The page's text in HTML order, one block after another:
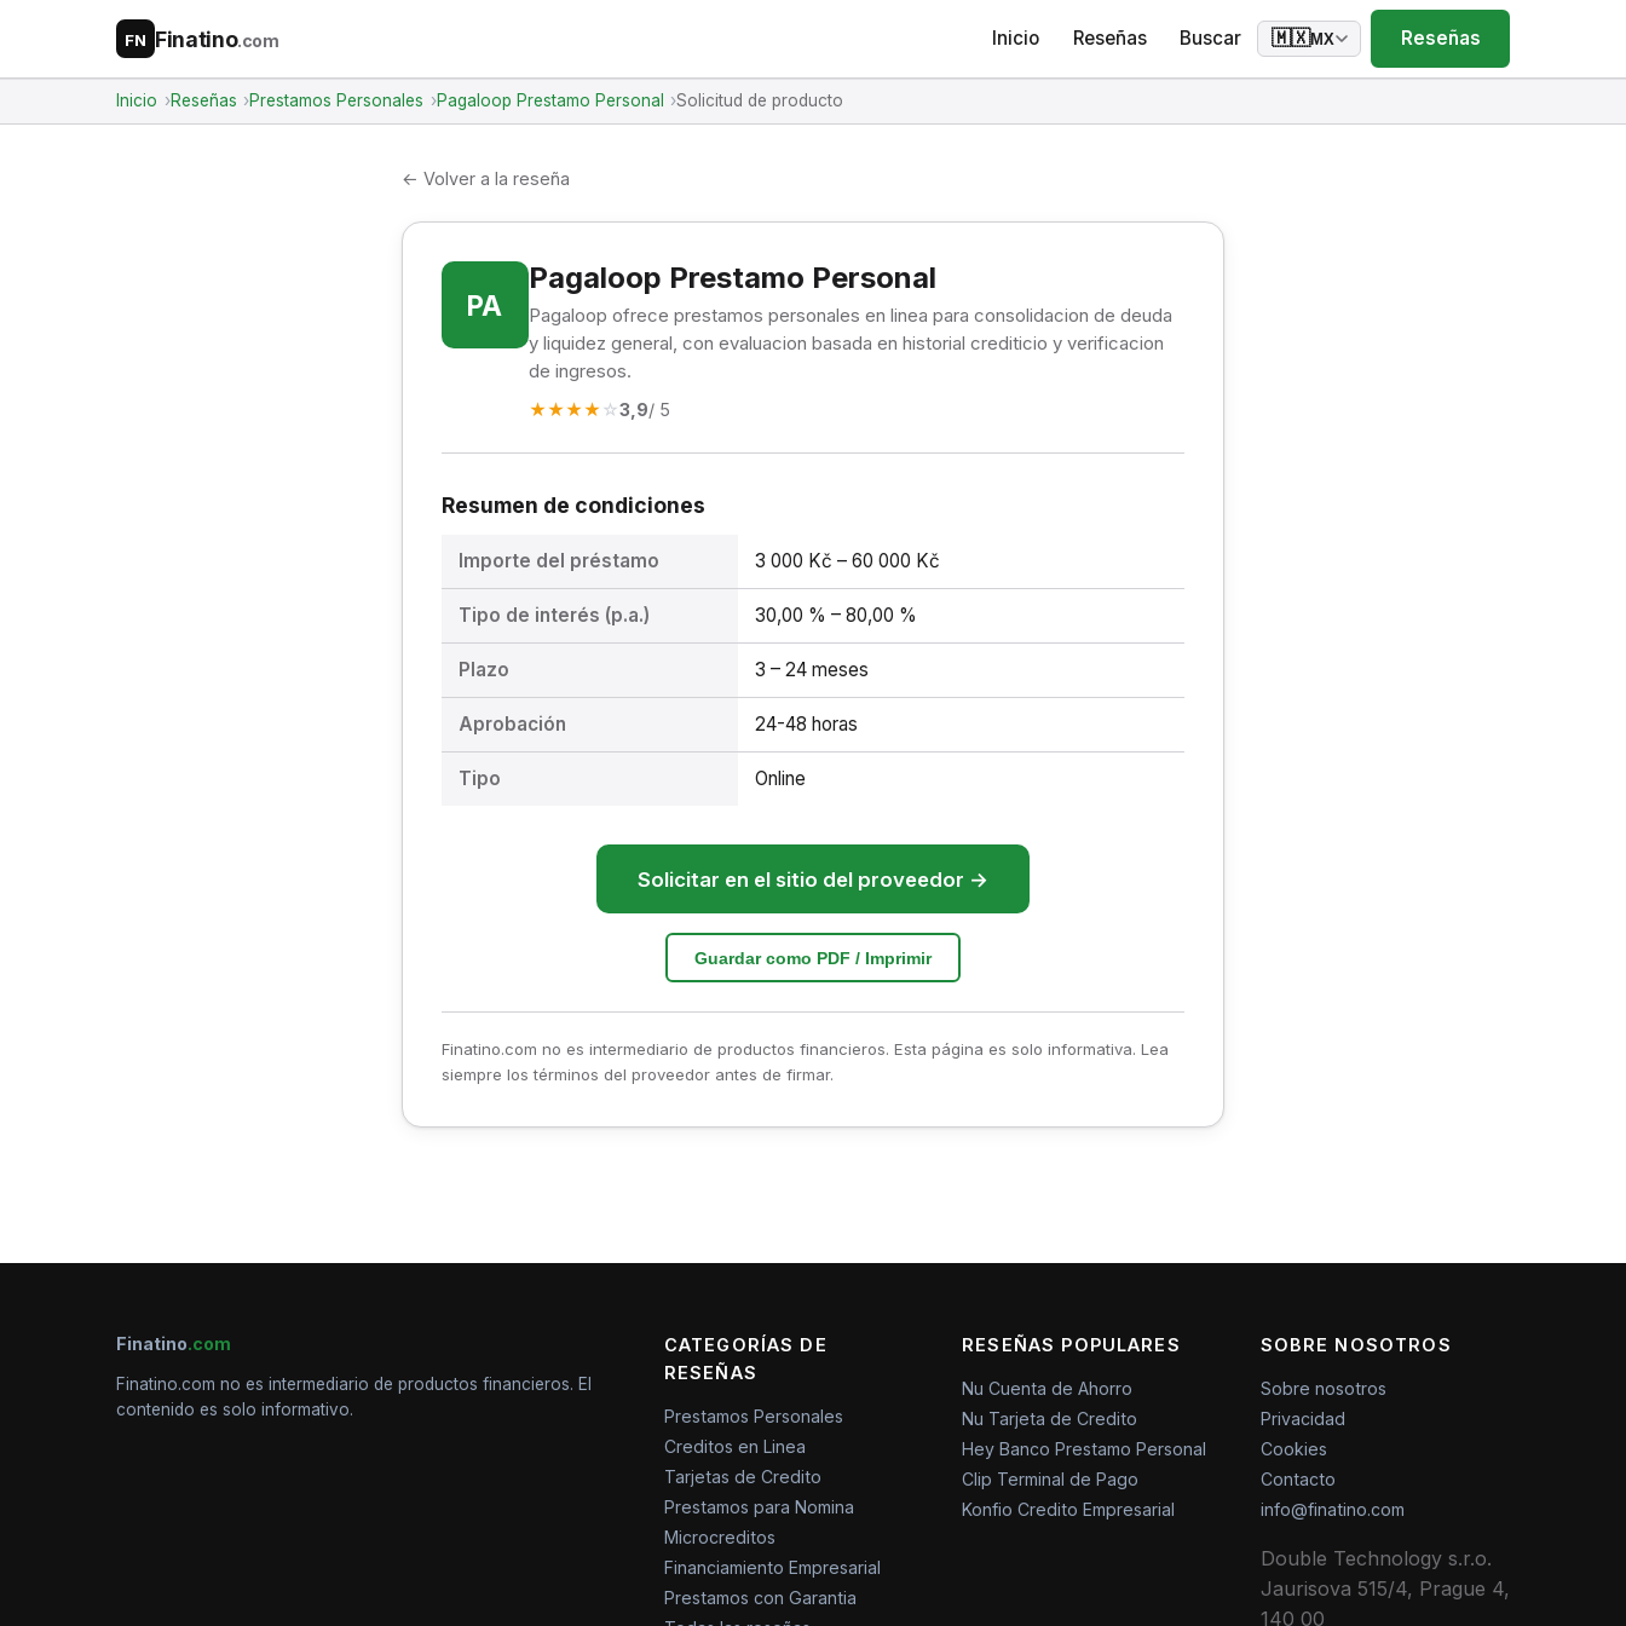
FN Finatino.com Inicio Reseñas Buscar 🇲🇽MX Reseñas
Inicio Reseñas Prestamos Personales Pagaloop Prestamo Personal Solicitud de producto
← Volver a la reseña
PA
Pagaloop Prestamo Personal
Pagaloop ofrece prestamos personales en linea para consolidacion de deuda
y liquidez general, con evaluacion basada en historial crediticio y verificacion
de ingresos.
★★★★☆3,9/ 5
Resumen de condiciones
Importe del préstamo 3 000 Kč – 60 000 Kč
Tipo de interés (p.a.) 30,00 % – 80,00 %
Plazo 3 – 24 meses
Aprobación 24-48 horas
Tipo Online
Solicitar en el sitio del proveedor →
Guardar como PDF / Imprimir
Finatino.com no es intermediario de productos financieros. Esta página es solo informativa. Lea
siempre los términos del proveedor antes de firmar.
Finatino.com
Finatino.com no es intermediario de productos financieros. El
contenido es solo informativo.
CATEGORÍAS DE
RESEÑAS
Prestamos Personales
Creditos en Linea
Tarjetas de Credito
Prestamos para Nomina
Microcreditos
Financiamiento Empresarial
Prestamos con Garantia
RESEÑAS POPULARES
Nu Cuenta de Ahorro
Nu Tarjeta de Credito
Hey Banco Prestamo Personal
Clip Terminal de Pago
Konfio Credito Empresarial
SOBRE NOSOTROS
Sobre nosotros
Privacidad
Cookies
Contacto
info@finatino.com
Double Technology s.r.o.
Jaurisova 515/4, Prague 4,
140 00